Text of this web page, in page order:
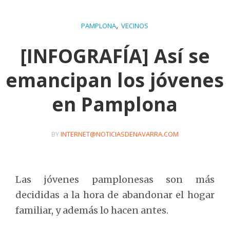
PAMPLONA,VECINOS
[INFOGRAFÍA] Así se
emancipan los jóvenes
en Pamplona
BYINTERNET@NOTICIASDENAVARRA.COM
Las jóvenes pamplonesas son más
decididas a la hora de abandonar el hogar
familiar, y además lo hacen antes.